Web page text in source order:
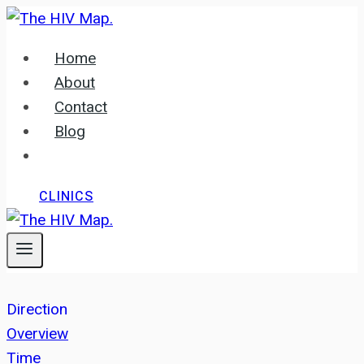
Skip
contentHome
About
Contact
Blog
CLINICS
Direction
Overview
Time